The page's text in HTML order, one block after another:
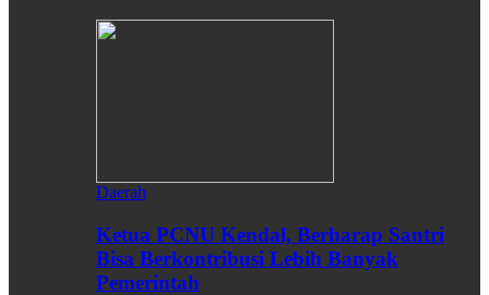
Daerah
Ketua PCNU Kendal, Berharap Santri
Bisa Berkontribusi Lebih Banyak
Pemerintah